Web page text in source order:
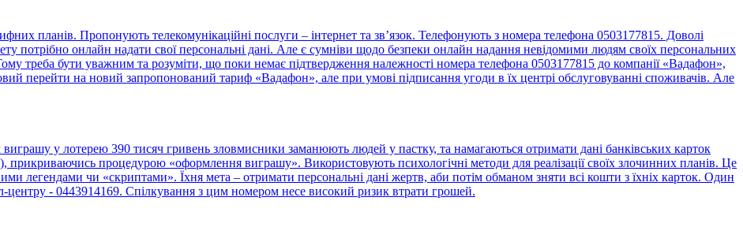
планів. Пропонують телекомунікаційні послуги – інтернет та зв’язок. Телефонують з номера телефона 0503177815. Доволі
потрібно онлайн надати свої персональні дані. Але є сумніви щодо безпеки онлайн надання невідомими людям своїх персональних
треба бути уважним та розуміти, що поки немає підтвердження належності номера телефона 0503177815 до компанії «Вадафон»,
перейти на новий запропонований тариф «Вадафон», але при умові підписання угоди в їх центрі обслуговуванні споживачів. Але
у лотерею 390 тисяч гривень зловмисники заманюють людей у пастку, та намагаються отримати дані банківських карток
прикриваючись процедурою «оформлення виграшу». Використовують психологічні методи для реалізації своїх злочинних планів. Це
легендами чи «скриптами». Їхня мета – отримати персональні дані жертв, аби потім обманом зняти всі кошти з їхніх карток. Один
центру - 0443914169. Спілкування з цим номером несе високий ризик втрати грошей.